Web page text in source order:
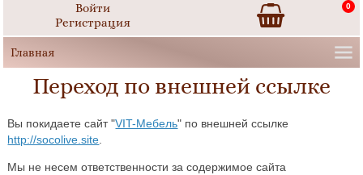
Войти
Регистрация
0
Переход по внешней ссылке
Вы покидаете сайт "VIT-Мебель" по внешней ссылке
http://socolive.site
Мы не несем ответственности за содержимое сайта